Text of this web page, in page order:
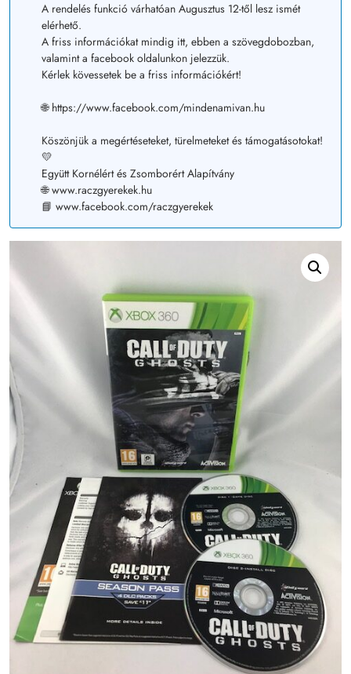
A rendelés funkció várhatóan Augusztus 12-től lesz ismét
elérhető.
A friss információkat mindig itt, ebben a szövegdobozban,
valamint a facebook oldalunkon jelezzük.
Kérlek kövessetek be a friss információkért!
🌐 https://www.facebook.com/mindenamivan.hu
Köszönjük a megértéseteket, türelmeteket és támogatásotokat!
💛
Együtt Kornélért és Zsomborért Alapítvány
🌐 www.raczgyerekek.hu
📘 www.facebook.com/raczgyerekek